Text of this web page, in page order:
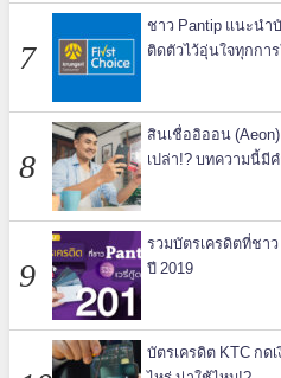
ชาว Pantip แนะนำ
ติดตัวไว้อุ่นใจทุกกา
สินเชื่ออิออน
เปล่า!? บทความนี้มี
รวมบัตรเครดิตที่ชาว
ปี 2019
บัตรเครดิต KTC กด